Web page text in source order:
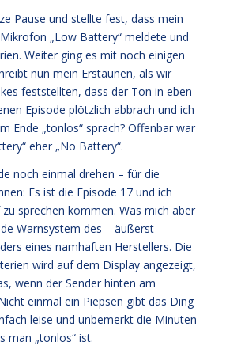
Pause und stellte fest, dass mein
„Low Battery“ meldete und
Weiter ging es mit noch einigen
nun mein Erstaunen, als wir
feststellten, dass der Ton in eben
Episode plötzlich abbrach und ich
Ende „tonlos“ sprach? Offenbar war
eher „No Battery“.
noch einmal drehen – für die
Es ist die Episode 17 und ich
sprechen kommen. Was mich aber
Warnsystem des – äußerst
eines namhaften Herstellers. Die
wird auf dem Display angezeigt,
wenn der Sender hinten am
einmal ein Piepsen gibt das Ding
leise und unbemerkt die Minuten
man „tonlos“ ist.